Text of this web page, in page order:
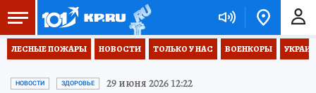
ЛЕСНЫЕ ПОЖАРЫ НОВОСТИ ТОЛЬКО У НАС ВОЕНКОРЫ
НОВОСТИ ЗДОРОВЬЕ 29 июня 2026 12:22